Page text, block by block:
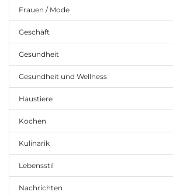
Frauen / Mode
Geschäft
Gesundheit
Gesundheit und Wellness
Haustiere
Kochen
Kulinarik
Lebensstil
Nachrichten